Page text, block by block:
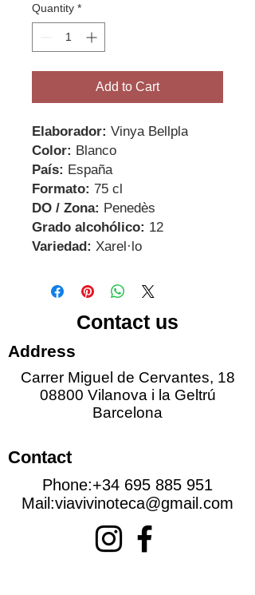
Quantity *
Add to Cart
Elaborador: Vinya Bellpla
Color: Blanco
País: España
Formato: 75 cl
DO / Zona: Penedès
Grado alcohólico: 12
Variedad: Xarel·lo
Contact us
Address
Carrer Miguel de Cervantes, 18
08800 Vilanova i la Geltrú
Barcelona
Contact
Phone:+34 695 885 951
Mail:viavivinoteca@gmail.com